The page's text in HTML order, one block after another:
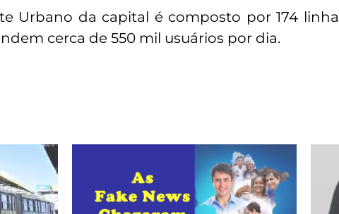
Urbano da capital é composto por 174
cerca de 550 mil usuários por dia.